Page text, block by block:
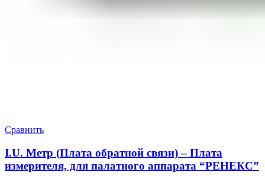
Сравнить
I.U. Метр (Плата обратной связи) – Плата
измерителя, для палатного аппарата “РЕНЕКС”